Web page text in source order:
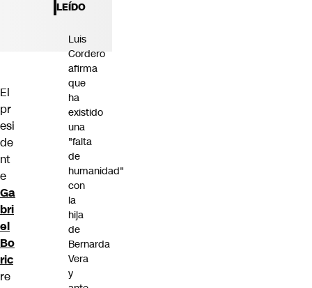
El
pr
esi
de
nt
e
Ga
bri
el
Bo
ric
re
LEÍDO
Luis
Cordero
afirma
que
ha
existido
una
"falta
de
humanidad"
con
la
hija
de
Bernarda
Vera
y